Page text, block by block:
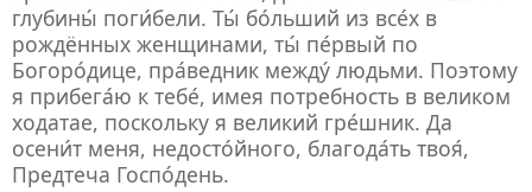
глубины́ поги́бели. Ты́ бо́льший из все́х в
рождённых женщинами, ты́ пе́рвый по
Богоро́дице, пра́ведник между́ людьми. Поэтому
я прибега́ю к тебе́, имея потребность в великом
ходатае, поскольку я великий гре́шник. Да
осени́т меня, недосто́йного, благода́ть твоя́,
Предтеча Госпо́день.